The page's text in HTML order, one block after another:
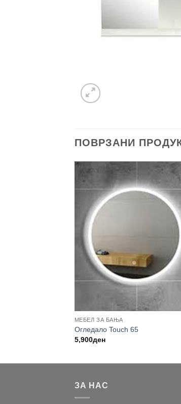
ПОВРЗАНИ
МЕБЕЛ ЗА БАЊА
Огледало Touch 65
5,900ден
ЗА НАС